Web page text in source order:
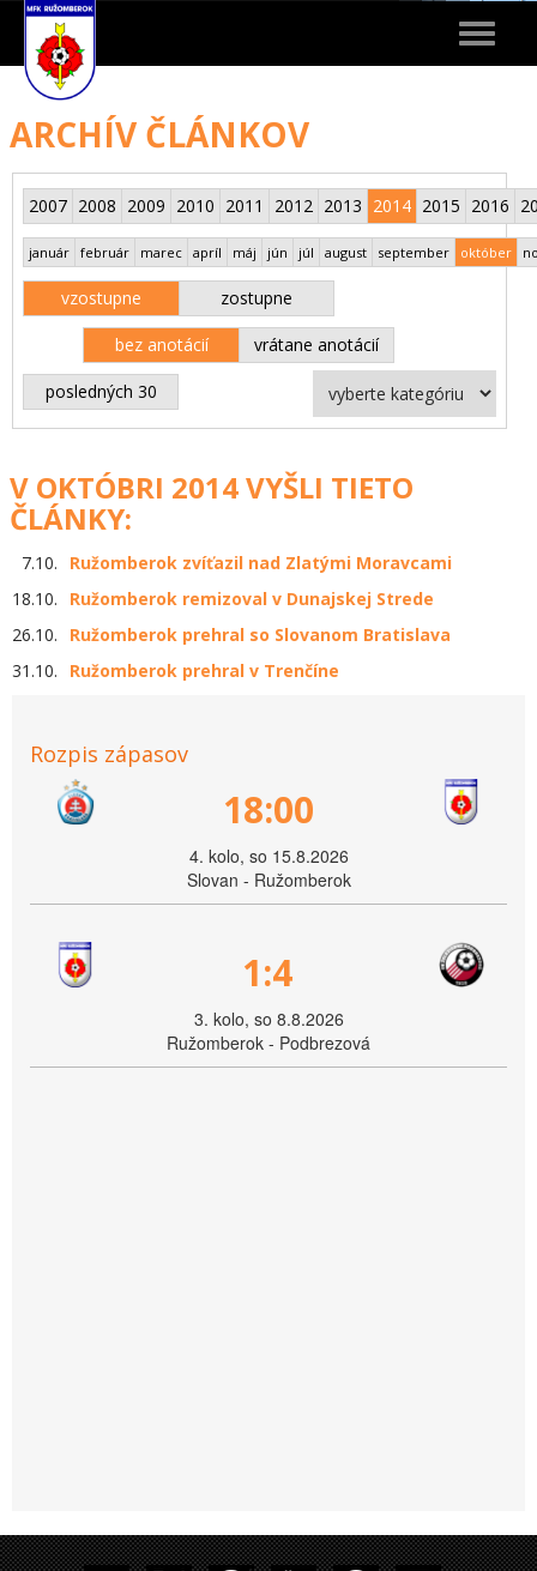
Toggle
ARCHÍV ČLÁNKOV
2007 2008 2009 2010 2011 2012 2013 2014 2015 2016
január február marec apríl máj jún júl august september október
vzostupne zostupne
bez anotácií vrátane anotácií
posledných 30
V OKTÓBRI 2014 VYŠLI TIETO
ČLÁNKY:
7.10.
Ružomberok zvíťazil nad Zlatými Moravcami
18.10.
Ružomberok remizoval v Dunajskej Strede
26.10.
Ružomberok prehral so Slovanom Bratislava
31.10.
Ružomberok prehral v Trenčíne
Rozpis zápasov
18:00
4. kolo, so 15.8.2026
Slovan - Ružomberok
1:4
3. kolo, so 8.8.2026
Ružomberok - Podbrezová